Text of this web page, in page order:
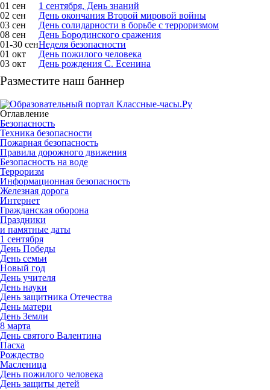
01 сен
1 сентября, День знаний
02 сен
День окончания Второй мировой войны
03 сен
День солидарности в борьбе с терроризмом
08 сен
День Бородинского сражения
01-30 сенНеделя безопасности
01 окт
День пожилого человека
03 окт
День рождения С. Есенина
Разместите наш баннер
Оглавление
Безопасность
Техника безопасности
Пожарная безопасность
Правила дорожного движения
Безопасность на воде
Терроризм
Информационная безопасность
Железная дорога
Интернет
Гражданская оборона
Праздники
и памятные даты
1 сентября
День Победы
День семьи
Новый год
День учителя
День науки
День защитника Отечества
День матери
День Земли
8 марта
День святого Валентина
Пасха
Рождество
Масленица
День пожилого человека
День защиты детей